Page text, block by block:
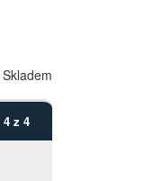
Skladem
4 z 4